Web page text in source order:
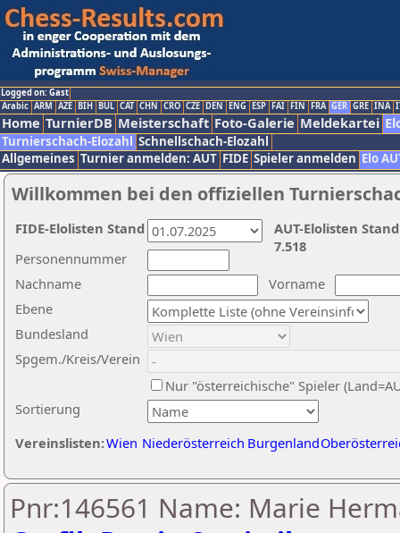
Logged on: Gast
Arabic ARM AZE BIH BUL CAT CHN CRO CZE DEN ENG ESP FAI FIN FRA GER GRE INA
Home TurnierDB Meisterschaft Foto-Galerie Meldekartei
Turnierschach-Elozahl Schnellschach-Elozahl
Allgemeines Turnier anmelden: AUT FIDE Spieler anmelden Elo
Willkommen bei den offiziellen
Nachname
Vorname
Ebene
Sortierung
Personennummer
Bundesland
Spgem./Kreis/Verein
Nur "österreichische" Spieler
Vereinslisten:Wien Niederösterreich Burgenland
AUT-Elolisten
7.518
FIDE-Elolisten Stand
Pnr:146561 Name: Marie